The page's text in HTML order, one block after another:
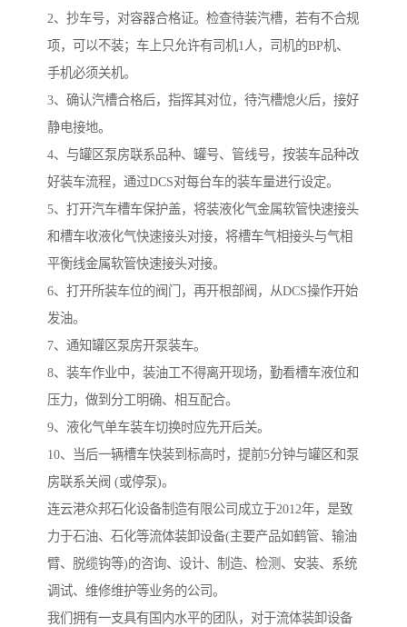
2、抄车号，对容器合格证。检查待装汽槽，若有不合规
项，可以不装；车上只允许有司机1人，司机的BP机、
手机必须关机。
3、确认汽槽合格后，指挥其对位，待汽槽熄火后，接好
静电接地。
4、与罐区泵房联系品种、罐号、管线号，按装车品种改
好装车流程，通过DCS对每台车的装车量进行设定。
5、打开汽车槽车保护盖，将装液化气金属软管快速接头
和槽车收液化气快速接头对接，将槽车气相接头与气相
平衡线金属软管快速接头对接。
6、打开所装车位的阀门，再开根部阀，从DCS操作开始
发油。
7、通知罐区泵房开泵装车。
8、装车作业中，装油工不得离开现场，勤看槽车液位和
压力，做到分工明确、相互配合。
9、液化气单车装车切换时应先开后关。
10、当后一辆槽车快装到标高时，提前5分钟与罐区和泵
房联系关阀 (或停泵)。
连云港众邦石化设备制造有限公司成立于2012年，是致
力于石油、石化等流体装卸设备(主要产品如鹤管、输油
臂、脱缆钩等)的咨询、设计、制造、检测、安装、系统
调试、维修维护等业务的公司。
我们拥有一支具有国内水平的团队，对于流体装卸设备